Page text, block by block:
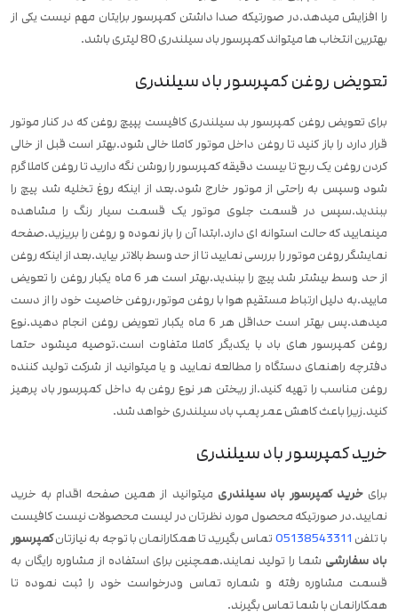
را افزایش میدهد.در صورتیکه صدا داشتن کمپرسور برایتان مهم نیست یکی از
بهترین انتخاب ها میتواند کمپرسور باد سیلندری 80 لیتری باشد.
تعویض روغن کمپرسور باد سیلندری
برای تعویض روغن کمپرسور بد سیلندری کافیست پپیچ روغن که در کنار موتور
قرار دارد را باز کنید تا روغن داخل موتور کاملا خالی شود.بهتر است قبل از خالی
کردن روغن یک ربع تا بیست دقیقه کمپرسور را روشن نگه دارید تا روغن کاملا گرم
شود وسپس به راحتی از موتور خارج شود.بعد از اینکه روغ تخلیه شد پیچ را
ببندید.سپس در قسمت جلوی موتور یک قسمت سیار رنگ را مشاهده
مینمایید که حالت استوانه ای دارد.ابتدا آن را باز نموده و روغن را بریزید.صفحه
نمایشگر روغن موتور را بررسی نمایید تا از حد وسط بالاتر بیاید.بعد از اینکه روغن
از حد وسط بیشتر شد پیچ را ببندید.بهتر است هر 6 ماه یکبار روغن را تعویض
مایید.به دلیل ارتباط مستقیم هوا با روغن موتور،روغن خاصیت خود را از دست
میدهد.پس بهتر است حداقل هر 6 ماه یکبار تعویض روغن انجام دهید.نوع
روغن کمپرسور های باد با یکدیگر کاملا متفاوت است.توصیه میشود حتما
دفترچه راهنمای دستگاه را مطالعه نمایید و یا میتوانید از شرکت تولید کننده
روغن مناسب را تهیه کنید.از ریختن هر نوع روغن به داخل کمپرسور باد پرهیز
کنید.زیرا باعث کاهش عمر پمپ باد سیلندری خواهد شد.
خرید کمپرسور باد سیلندری
برایخرید کمپرسور باد سیلندری میتوانید از همین صفحه اقدام به خرید
نمایید.در صورتیکه محصول مورد نظرتان در لیست محصولات نیست کافیست
با تلفن 05138543311 تماس بگیرید تا همکارانمان با توجه به نیازتانکمپرسور
باد سفارشی شما را تولید نمایند.همچنین برای استفاده از مشاوره رایگان به
قسمت مشاوره رفته و شماره تماس ودرخواست خود را ثبت نموده تا
همکارانمان با شما تماس بگیرند.